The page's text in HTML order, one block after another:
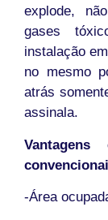
explode,
gases
instalação
no mesmo
atrás
assinala.
-Área